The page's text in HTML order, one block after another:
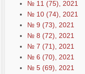
№ 11 (75), 2021
№ 10 (74), 2021
№ 9 (73), 2021
№ 8 (72), 2021
№ 7 (71), 2021
№ 6 (70), 2021
№ 5 (69), 2021